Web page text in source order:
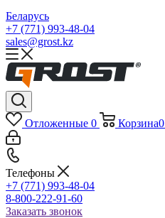
Беларусь
+7 (771) 993-48-04
sales@grost.kz
Отложенные 0 Корзина0
Телефоны
+7 (771) 993-48-04
8-800-222-91-60
Заказать звонок